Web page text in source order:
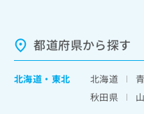
都道府県から探す
北海道 ・ 東北 北海道
秋田県